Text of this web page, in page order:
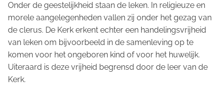
Onder de geestelijkheid staan de leken. In religieuze en
morele aangelegenheden vallen zij onder het gezag van
de clerus. De Kerk erkent echter een handelingsvrijheid
van leken om bijvoorbeeld in de samenleving op te
komen voor het ongeboren kind of voor het huwelijk.
Uiteraard is deze vrijheid begrensd door de leer van de
Kerk.